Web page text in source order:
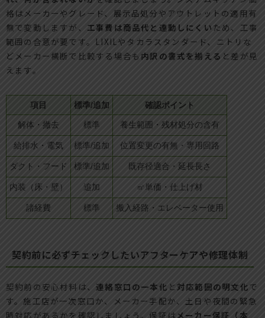
格はメーカーやグレード、展示品処分やアウトレットの適用有
無で変動しますが、 工事費は商品代と連動しにくい ため、工事
範囲の合意が要です。LIXILやタカラスタンダード、ニトリな
どメーカー横断で比較する場合も 内訳の書式を揃える と差が見
えます。
項目 標準/追加 確認ポイント
解体・撤去 標準 養生範囲・残材処分の含有
給排水・電気 標準/追加 位置変更の有無・専用回路
ダクト・フード 標準/追加 既存径適合・延長長さ
内装（床・壁） 追加 ㎡単価・仕上げ材
諸経費 標準 搬入経路・エレベーター使用
契約前に必ずチェックしたいアフターケアや修理体制
契約前の安心材料は、連絡窓口の一本化 と対応範囲の明文化で
す。施工店が一次窓口か、メーカー手配か、土日や夜間の緊急
時対応があるかを確認しましょう。保証は メーカー保証（本